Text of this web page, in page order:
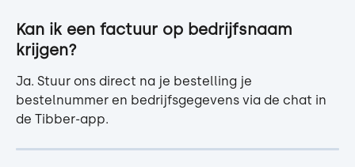
Kan ik een factuur op bedrijfsnaam
krijgen?
Ja. Stuur ons direct na je bestelling je
bestelnummer en bedrijfsgegevens via de chat in
de Tibber-app.